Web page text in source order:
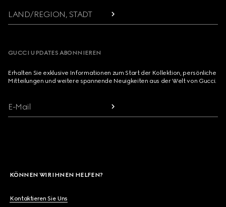
LAND/REGION, STADT
GUCCI UPDATES ABONNIEREN
Erhalten Sie exklusive Informationen zum Start der Kollektion, persönliche
Mitteilungen und weitere spannende Neuigkeiten aus der Welt von Gucci.
E-Mail
KÖNNEN WIR IHNEN HELFEN?
Kontaktieren Sie Uns